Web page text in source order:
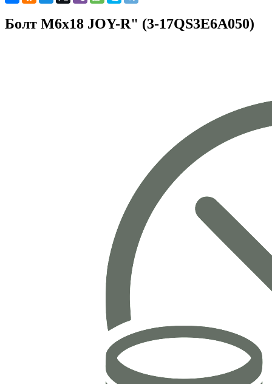
Болт М6х18 JOY-R" (3-17QS3E6A050)